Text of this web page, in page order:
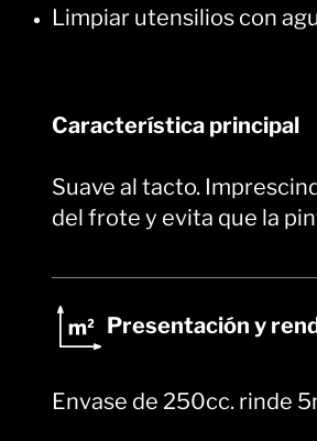
Limpiar utensilios con
Característica principal
Suave al tacto.
del frote y evita que la
Presentación y
Envase de 250cc. rinde